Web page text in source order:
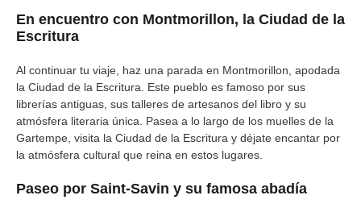
En encuentro con Montmorillon, la Ciudad de la
Escritura
Al continuar tu viaje, haz una parada en Montmorillon, apodada
la Ciudad de la Escritura. Este pueblo es famoso por sus
librerías antiguas, sus talleres de artesanos del libro y su
atmósfera literaria única. Pasea a lo largo de los muelles de la
Gartempe, visita la Ciudad de la Escritura y déjate encantar por
la atmósfera cultural que reina en estos lugares.
Paseo por Saint-Savin y su famosa abadía